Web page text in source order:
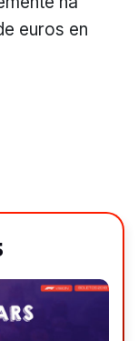
euros en